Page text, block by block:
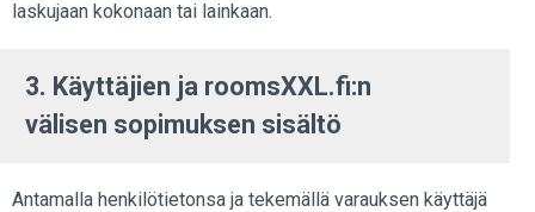
laskujaan kokonaan tai lainkaan.
3. Käyttäjien ja roomsXXL.fi:n
välisen sopimuksen sisältö
Antamalla henkilötietonsa ja tekemällä varauksen käyttäjä